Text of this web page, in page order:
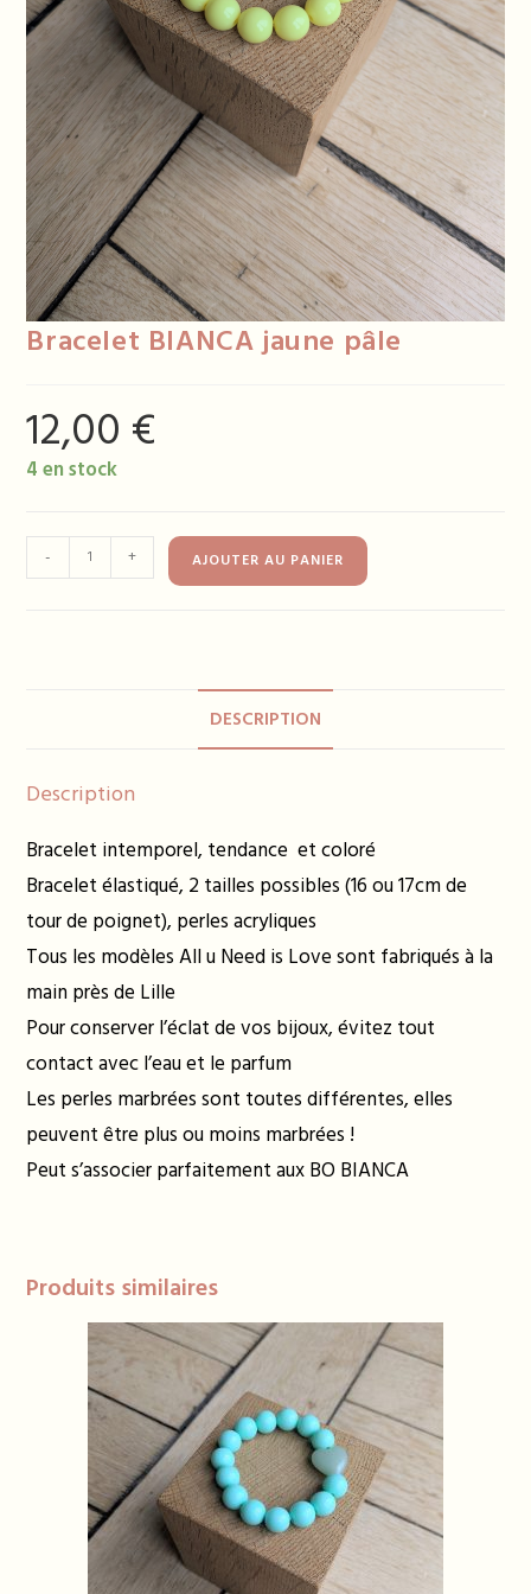
Bracelet BIANCA jaune pâle
12,00 €
4 en stock
de
- + AJOUTER AU PANIER
DESCRIPTION
Description
Bracelet intemporel, tendance et coloré
Bracelet élastiqué, 2 tailles possibles (16 ou 17cm de
tour de poignet), perles acryliques
Tous les modèles All u Need is Love sont fabriqués à la
main près de Lille
Pour conserver l’éclat de vos bijoux, évitez tout
contact avec l’eau et le parfum
Les perles marbrées sont toutes différentes, elles
peuvent être plus ou moins marbrées !
Peut s’associer parfaitement aux BO BIANCA
Produits similaires